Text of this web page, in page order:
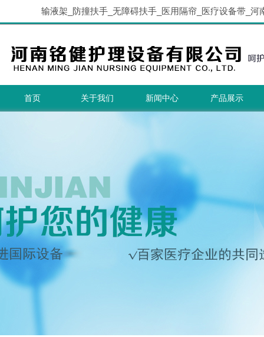
输液架_防撞扶手_无障碍扶手_医用隔帘_医疗设备带_河
首页 关于我们 新闻中心 产品展示